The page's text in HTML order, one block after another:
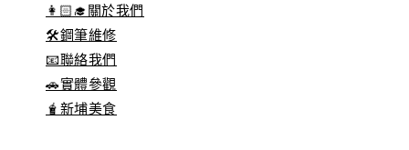
👩🏻‍🎓關於我們
🛠️鋼筆維修
📧聯絡我們
🚗實體參觀
🧋新埔美食